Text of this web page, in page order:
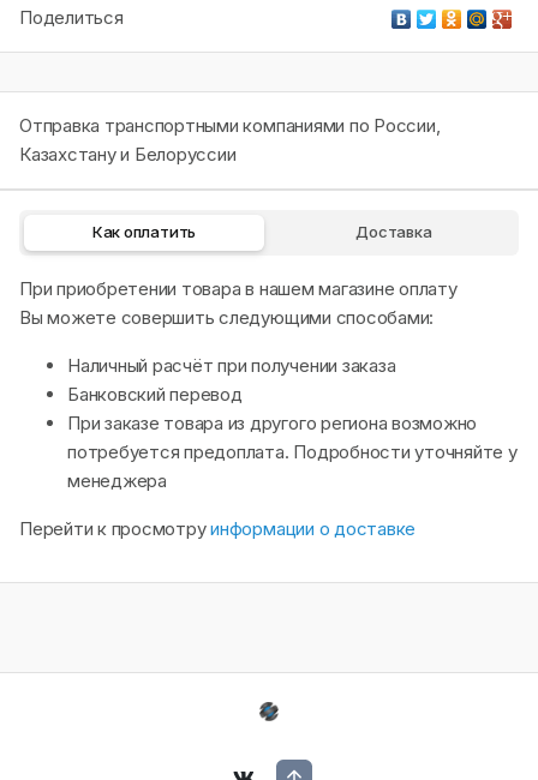
Поделиться
Отправка транспортными компаниями по России,
Казахстану и Белоруссии
Как оплатить Доставка
При приобретении товара в нашем магазине оплату
Вы можете совершить следующими способами:
Наличный расчёт при получении заказа
Банковский перевод
При заказе товара из другого региона возможно
потребуется предоплата. Подробности уточняйте у
менеджера
Перейти к просмотруинформации о доставке